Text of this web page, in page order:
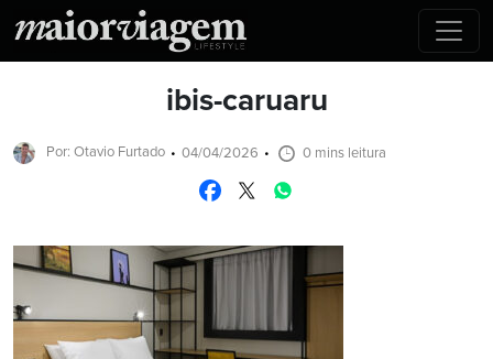
ibis-caruaru
Por: Otavio Furtado 04/04/2026 0 mins leitura